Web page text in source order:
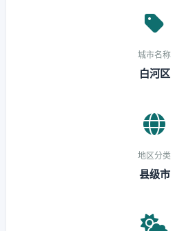
城市名称
白河区
地区分类
县级市